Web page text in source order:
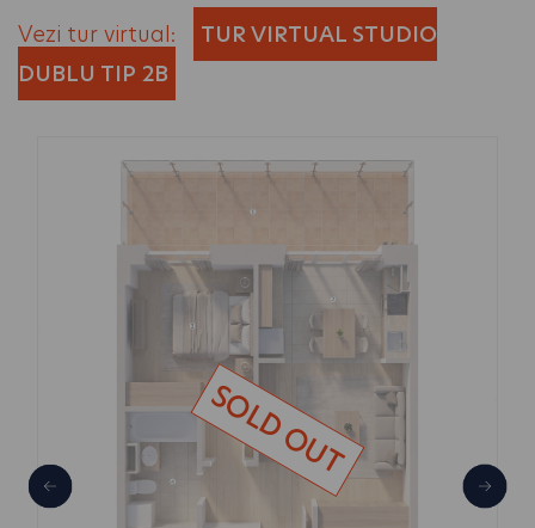
Vezi tur virtual:
TUR VIRTUAL STUDIO
DUBLU TIP 2B
SOLD OUT